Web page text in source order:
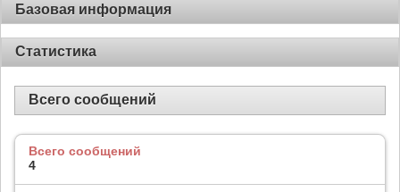
Базовая информация
Статистика
Всего сообщений
Всего сообщений
4